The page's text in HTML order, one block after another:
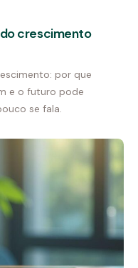
crescimento
por que
e o futuro pode
se fala.